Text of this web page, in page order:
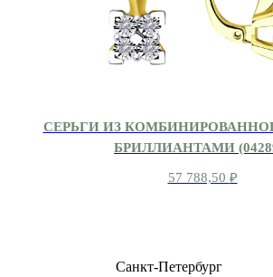
СЕРЬГИ ИЗ
БРИЛЛИАНТАМИ
57 788,50 ₽
Санкт-Петербург